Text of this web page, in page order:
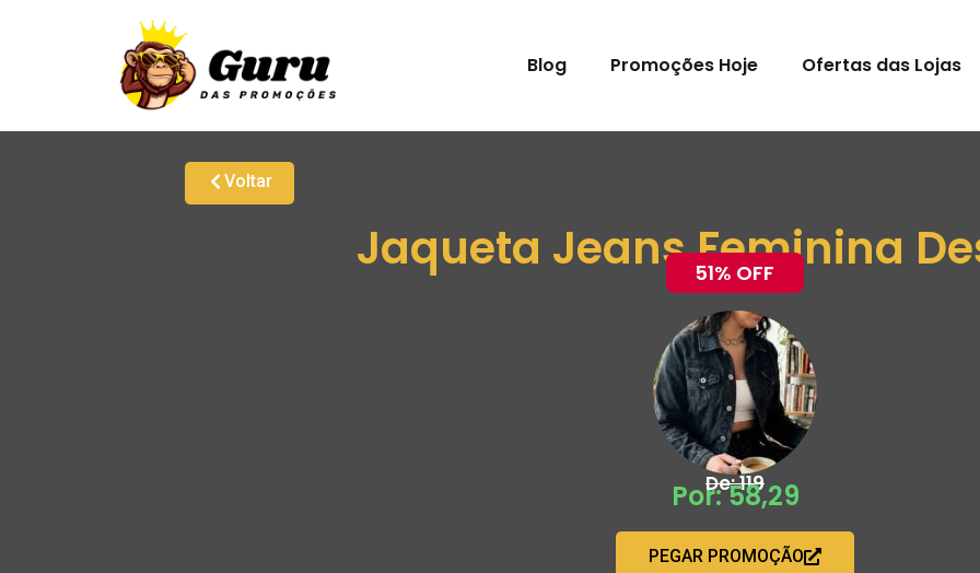
Blog Promoções Hoje Ofertas das Lojas
Voltar
Jaqueta Jeans Feminina
51% OFF
De: 119
Por: 58,29
PEGAR PROMOÇÃO